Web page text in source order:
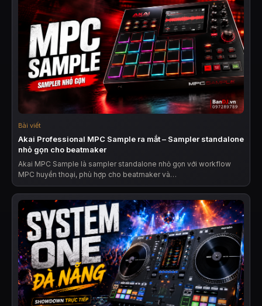
Bài viết
Akai Professional MPC Sample ra mắt – Sampler standalone
nhỏ gọn cho beatmaker
Akai MPC Sample là sampler standalone nhỏ gọn với workflow
MPC huyền thoại, phù hợp cho beatmaker và…